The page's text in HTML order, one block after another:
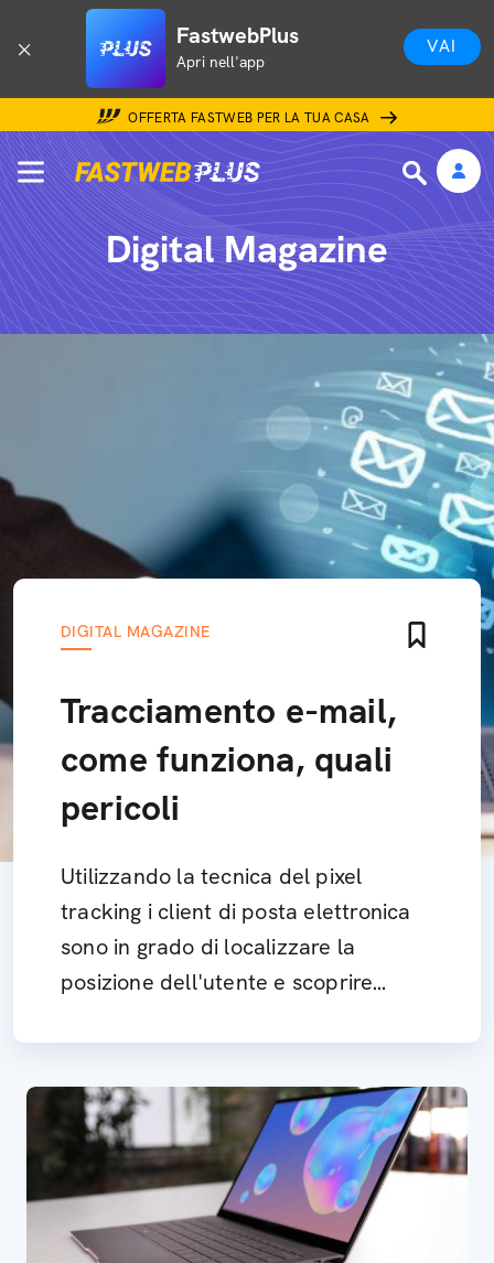
FastwebPlus
Apri nell'app
VAI
OFFERTA FASTWEB PER LA TUA CASA
Digital Magazine
DIGITAL MAGAZINE
Tracciamento e-mail,
come funziona, quali
pericoli
Utilizzando la tecnica del pixel
tracking i client di posta elettronica
sono in grado di localizzare la
posizione dell'utente e scoprire